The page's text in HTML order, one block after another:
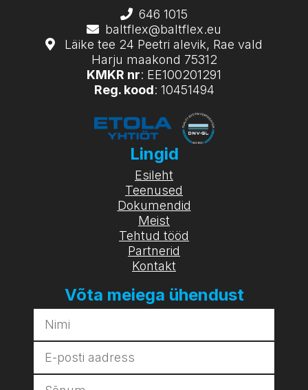
646 1015
baltflex@baltflex.eu
Läike tee 24 Peetri alevik, Rae vald
Harju maakond 75312
KMKR nr: EE100201291
Reg. kood: 10451494
Lingid
Esileht
Teenused
Dokumendid
Meist
Tehtud tööd
Partnerid
Kontakt
Võta meiega ühendust